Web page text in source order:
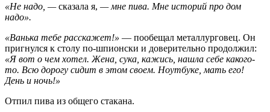
«Не надо, —сказала я, — мне пива. Мне историй про дом
надо».
«Ванька тебе расскажет!» — пообещал металлурговец. Он
пригнулся к столу по-шпионски и доверительно продолжил:
«Я вот о чем хотел. Жена, сука, кажись, нашла себе какого-
то. Всю дорогу сидит в этом своем. Ноутбуке, мать его!
День и ночь!»
Отпил пива из общего стакана.